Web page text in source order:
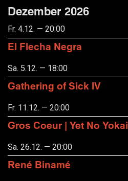
Dezember 2026
Fr. 4.12. — 20:00
El Flecha Negra
Sa. 5.12. — 18:00
Gathering of Sick IV
Fr. 11.12. — 20:00
Gros Coeur | Yet No Yokai
Sa. 26.12. — 20:00
René Binamé